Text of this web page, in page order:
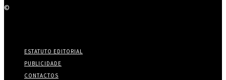
©
ESTATUTO EDITORIAL
PUBLICIDADE
CONTACTOS